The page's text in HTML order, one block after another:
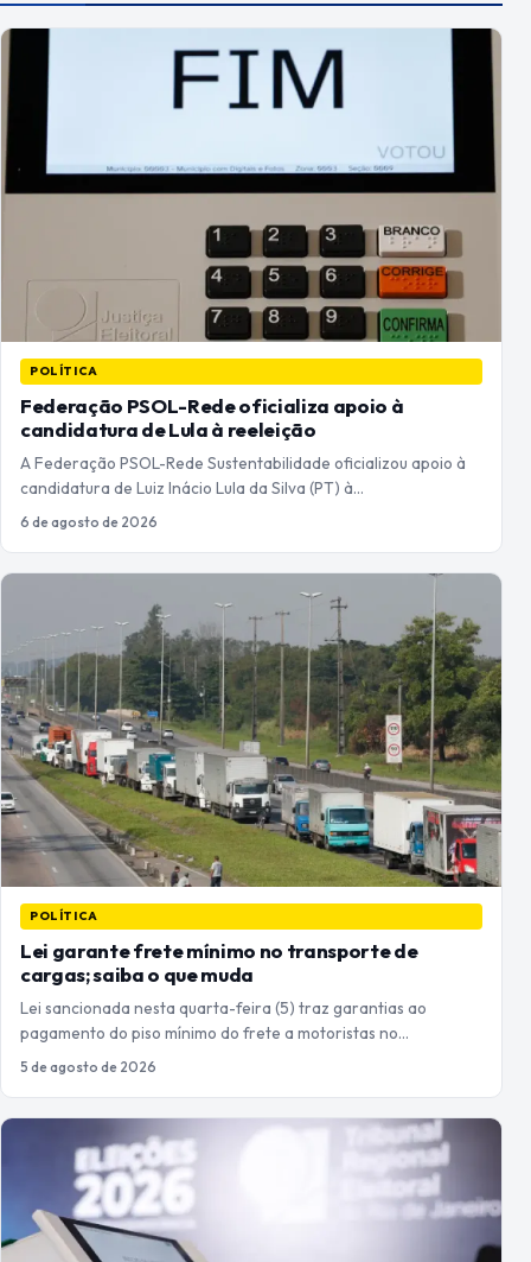
POLÍTICA
Federação PSOL-Rede oficializa apoio à
candidatura de Lula à reeleição
A Federação PSOL-Rede Sustentabilidade oficializou apoio à
candidatura de Luiz Inácio Lula da Silva (PT) à…
6 de agosto de 2026
POLÍTICA
Lei garante frete mínimo no transporte de
cargas; saiba o que muda
Lei sancionada nesta quarta-feira (5) traz garantias ao
pagamento do piso mínimo do frete a motoristas no…
5 de agosto de 2026